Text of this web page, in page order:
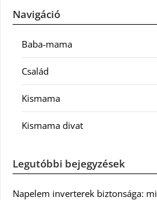
Navigáció
Baba-mama
Család
Kismama
Kismama divat
Legutóbbi bejegyzések
Napelem inverterek biztonsága: